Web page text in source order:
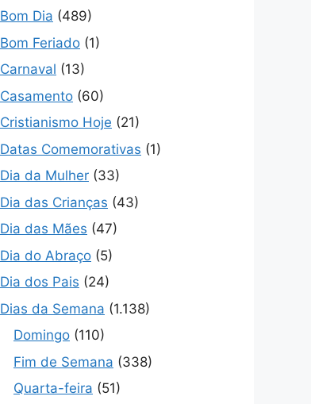
Bom Dia (489)
Bom Feriado (1)
Carnaval (13)
Casamento (60)
Cristianismo Hoje (21)
Datas Comemorativas (1)
Dia da Mulher (33)
Dia das Crianças (43)
Dia das Mães (47)
Dia do Abraço (5)
Dia dos Pais (24)
Dias da Semana (1.138)
Domingo (110)
Fim de Semana (338)
Quarta-feira (51)